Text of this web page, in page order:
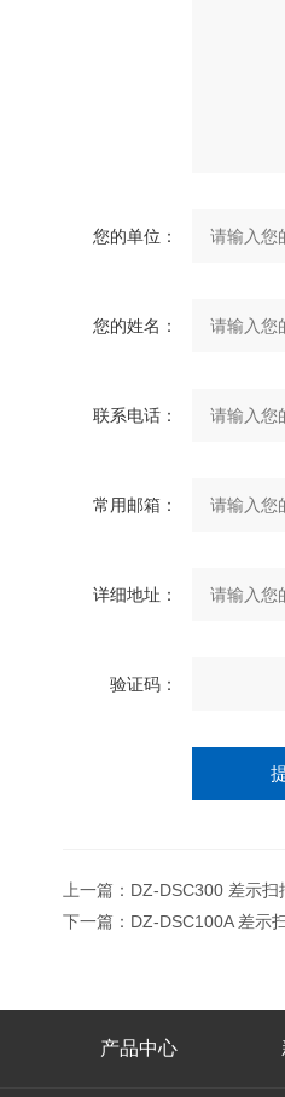
您的单位：
您的姓名：
联系电话：
常用邮箱：
详细地址：
验证码：
上一篇： DZ-DSC300 差示扫
下一篇： DZ-DSC100A 差示
产品中心